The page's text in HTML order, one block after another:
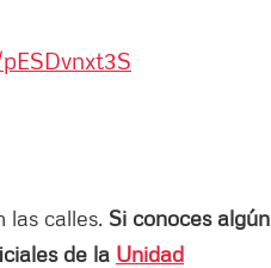
las calles. Si conoces algún
de la Unidad